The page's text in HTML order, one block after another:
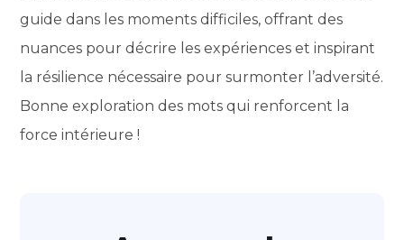
guide dans les moments difficiles, offrant des
nuances pour décrire les expériences et inspirant
la résilience nécessaire pour surmonter l’adversité.
Bonne exploration des mots qui renforcent la
force intérieure !